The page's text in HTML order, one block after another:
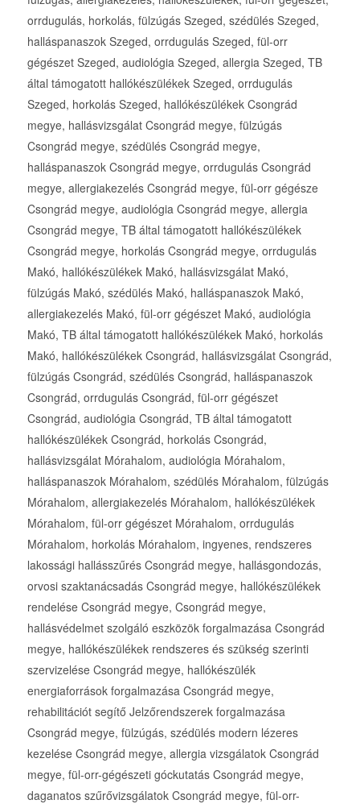
orrdugulás, horkolás, fülzúgás Szeged, szédülés Szeged,
halláspanaszok Szeged, orrdugulás Szeged, fül-orr
gégészet Szeged, audiológia Szeged, allergia Szeged, TB
által támogatott hallókészülékek Szeged, orrdugulás
Szeged, horkolás Szeged, hallókészülékek Csongrád
megye, hallásvizsgálat Csongrád megye, fülzúgás
Csongrád megye, szédülés Csongrád megye,
halláspanaszok Csongrád megye, orrdugulás Csongrád
megye, allergiakezelés Csongrád megye, fül-orr gégésze
Csongrád megye, audiológia Csongrád megye, allergia
Csongrád megye, TB által támogatott hallókészülékek
Csongrád megye, horkolás Csongrád megye, orrdugulás
Makó, hallókészülékek Makó, hallásvizsgálat Makó,
fülzúgás Makó, szédülés Makó, halláspanaszok Makó,
allergiakezelés Makó, fül-orr gégészet Makó, audiológia
Makó, TB által támogatott hallókészülékek Makó, horkolás
Makó, hallókészülékek Csongrád, hallásvizsgálat Csongrád,
fülzúgás Csongrád, szédülés Csongrád, halláspanaszok
Csongrád, orrdugulás Csongrád, fül-orr gégészet
Csongrád, audiológia Csongrád, TB által támogatott
hallókészülékek Csongrád, horkolás Csongrád,
hallásvizsgálat Mórahalom, audiológia Mórahalom,
halláspanaszok Mórahalom, szédülés Mórahalom, fülzúgás
Mórahalom, allergiakezelés Mórahalom, hallókészülékek
Mórahalom, fül-orr gégészet Mórahalom, orrdugulás
Mórahalom, horkolás Mórahalom, ingyenes, rendszeres
lakossági hallásszűrés Csongrád megye, hallásgondozás,
orvosi szaktanácsadás Csongrád megye, hallókészülékek
rendelése Csongrád megye, Csongrád megye,
hallásvédelmet szolgáló eszközök forgalmazása Csongrád
megye, hallókészülékek rendszeres és szükség szerinti
szervizelése Csongrád megye, hallókészülék
energiaforrások forgalmazása Csongrád megye,
rehabilitációt segítő Jelzőrendszerek forgalmazása
Csongrád megye, fülzúgás, szédülés modern lézeres
kezelése Csongrád megye, allergia vizsgálatok Csongrád
megye, fül-orr-gégészeti góckutatás Csongrád megye,
daganatos szűrővizsgálatok Csongrád megye, fül-orr-